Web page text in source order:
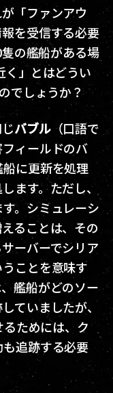
「ファンアウ
を受信する必要
の艦船がある場
く」とはどうい
でしょうか？
バブル（口語で
ィールドのバ
に更新を処理
ます。ただし、
。シミュレーシ
ることは、その
ーバーでシリア
ことを意味す
艦船がどのソー
ていましたが、
ためには、ク
追跡する必要